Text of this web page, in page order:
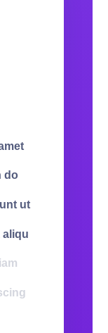
do
ut
aliqu